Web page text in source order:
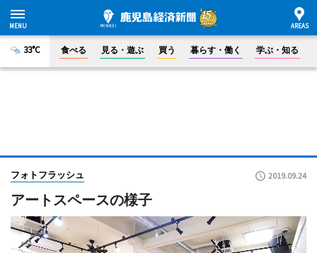
33°C 食べる 見る・遊ぶ 買う 暮らす・働く 学ぶ・知る
フォトフラッシュ 2019.09.24
アートスペースの様子